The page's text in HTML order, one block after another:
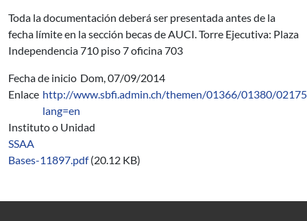
Toda la documentación deberá ser presentada antes de la
fecha límite en la sección becas de AUCI. Torre Ejecutiva: Plaza
Independencia 710 piso 7 oficina 703
Fecha de inicio Dom, 07/09/2014
Enlace http://www.sbfi.admin.ch/themen/01366/01380/
lang=en
Instituto o Unidad
SSAA
Bases-11897.pdf (20.12 KB)